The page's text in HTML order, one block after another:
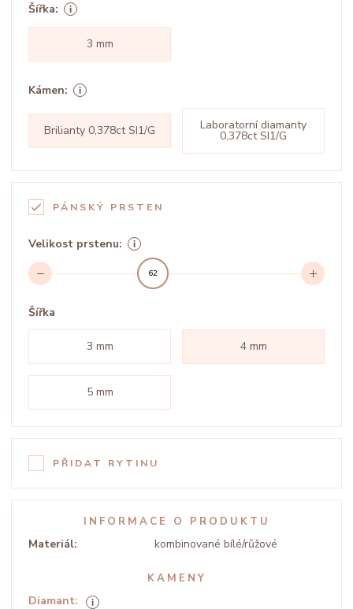
Šířka:
3 mm
Kámen:
Brilianty 0,378ct SI1/G Laboratorní diamanty
0,378ct SI1/G
PÁNSKÝ PRSTEN
Velikost prstenu:
62
Šířka
3 mm 4 mm
5 mm
PŘIDAT RYTINU
INFORMACE O PRODUKTU
Materiál: kombinované bílé/růžové
KAMENY
Diamant: